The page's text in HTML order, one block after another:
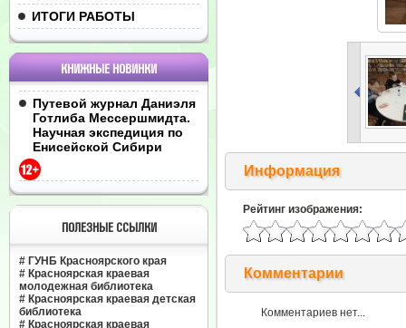
ИТОГИ РАБОТЫ
КНИЖНЫЕ НОВИНКИ
Путевой журнал Даниэля
Готлиба Мессершмидта.
Научная экспедиция по
Енисейской Сибири
ПОЛЕЗНЫЕ ССЫЛКИ
# ГУНБ Красноярского края
# Красноярская краевая
молодежная библиотека
# Красноярская краевая детская
библиотека
# Красноярская краевая
Информация
Рейтинг изображения:
Комментарии
Комментариев нет...